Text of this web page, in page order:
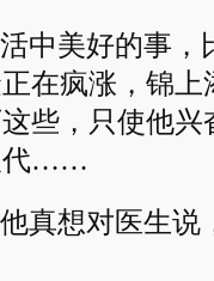
中美好的事，
在疯涨，锦
些，只使他
代……
真想对医生说